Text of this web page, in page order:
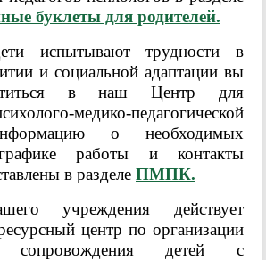
буклеты для родителей.
испытывают трудности в
и социальной адаптации вы
в наш Центр для
медико-педагогической
о необходимых
работы и контакты
в разделе ПМПК.
учреждения действует
центр по организации
сопровождения детей с